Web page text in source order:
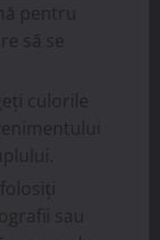
pentru
să se
culorile
: folosiți
sau